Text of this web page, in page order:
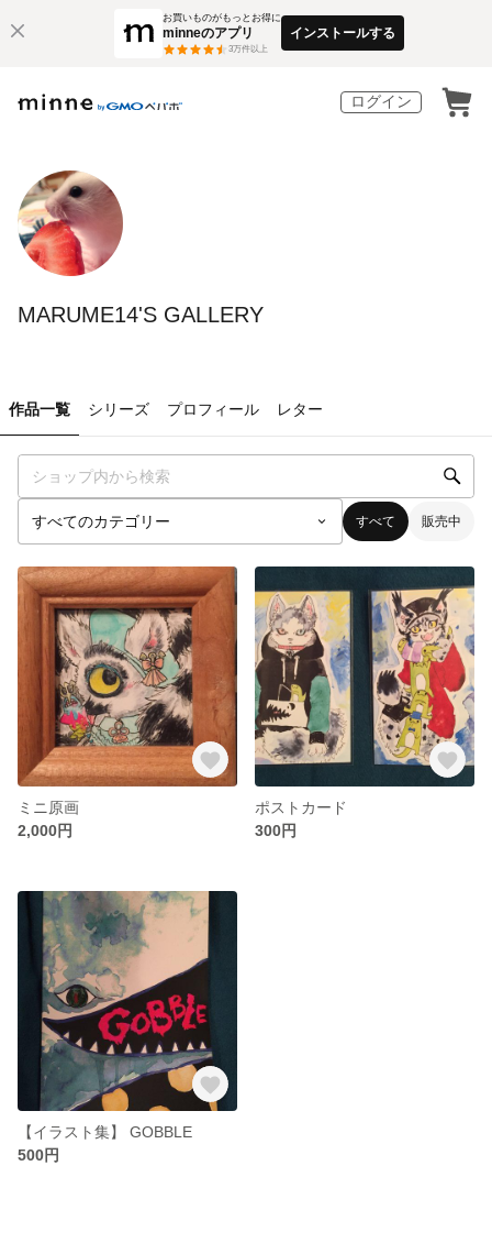
お買いものがもっとお得に
minneのアプリ
3万件以上
インストールする
ログイン
MARUME14'S GALLERY
作品一覧 シリーズ プロフィール レター
すべて 販売中
ミニ原画
2,000円
ポストカード
300円
【イラスト集】 GOBBLE
500円